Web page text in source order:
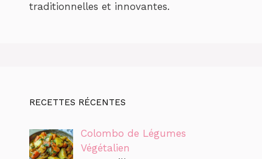
traditionnelles et innovantes.
RECETTES RÉCENTES
Colombo de Légumes
Végétalien